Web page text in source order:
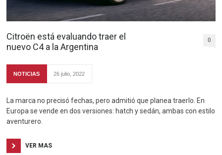
Citroën está evaluando traer el
nuevo C4 a la Argentina
0
NOTICIAS 26 julio, 2022
La marca no precisó fechas, pero admitió que planea traerlo. En
Europa se vende en dos versiones: hatch y sedán, ambas con estilo
aventurero.
VER MAS